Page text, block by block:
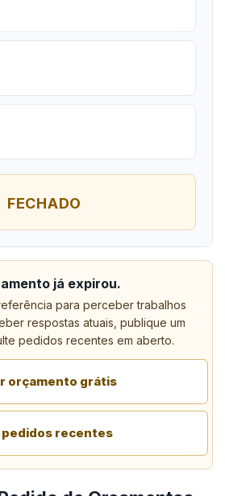
FECHADO
já expirou.
para perceber trabalhos
respostas atuais, publique um
pedidos recentes em aberto.
orçamento grátis
pedidos recentes